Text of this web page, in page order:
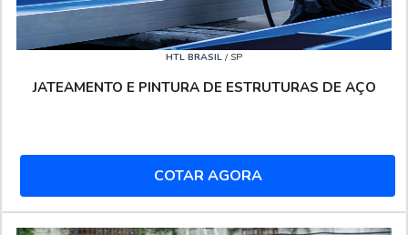
HTL BRASIL / SP
JATEAMENTO E PINTURA DE ESTRUTURAS DE AÇO
COTAR AGORA